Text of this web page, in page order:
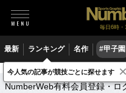
毎日6時・
最新 ランキング 名作 #甲子園
NumberWeb有料会員登録・ログイン
NumberWeb有料会員登録・ロ
今人気の記事が競技ごとに探せます ×